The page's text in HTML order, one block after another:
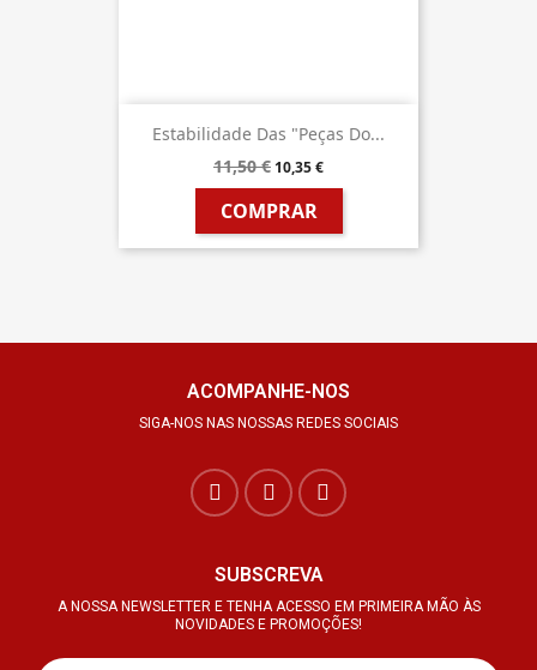
Estabilidade Das "Peças Do...
11,50 € 10,35 €
COMPRAR
ACOMPANHE-NOS
SIGA-NOS NAS NOSSAS REDES SOCIAIS
SUBSCREVA
A NOSSA NEWSLETTER E TENHA ACESSO EM PRIMEIRA MÃO ÀS
NOVIDADES E PROMOÇÕES!